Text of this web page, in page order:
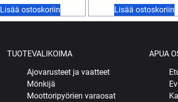
Lisää ostoskoriin Lisää ostoskoriin
TUOTEVALIKOIMA
Ajovarusteet ja vaatteet
Mönkijä
Moottoripyörien varaosat
APUA